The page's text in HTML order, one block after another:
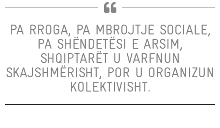
PA RROGA, PA MBROJTJE SOCIALE,
PA SHËNDETËSI E ARSIM,
SHQIPTARËT U VARFNUN
SKAJSHMËRISHT, POR U ORGANIZUN
KOLEKTIVISHT.